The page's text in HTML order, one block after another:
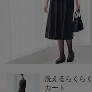
洗えるらくら
カート